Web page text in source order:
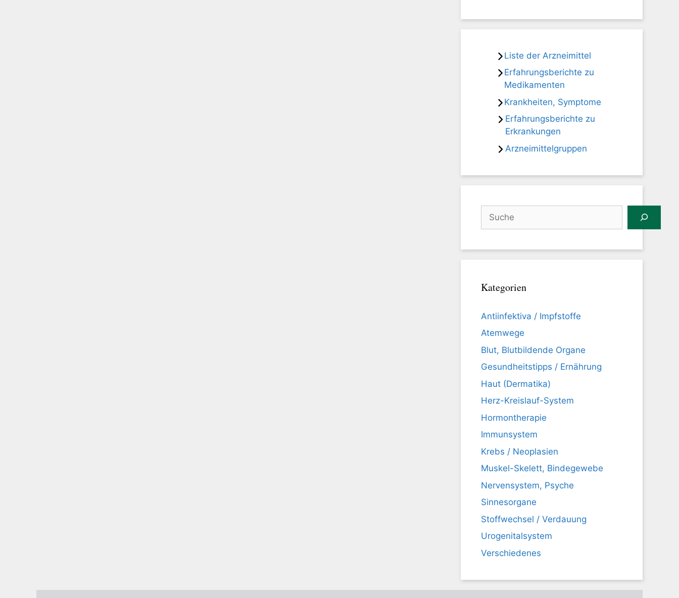
Liste der Arzneimittel
Erfahrungsberichte zu
Medikamenten
Krankheiten, Symptome
Erfahrungsberichte zu
Erkrankungen
Arzneimittelgruppen
Kategorien
Antiinfektiva / Impfstoffe
Atemwege
Blut, Blutbildende Organe
Gesundheitstipps / Ernährung
Haut (Dermatika)
Herz-Kreislauf-System
Hormontherapie
Immunsystem
Krebs / Neoplasien
Muskel-Skelett, Bindegewebe
Nervensystem, Psyche
Sinnesorgane
Stoffwechsel / Verdauung
Urogenitalsystem
Verschiedenes